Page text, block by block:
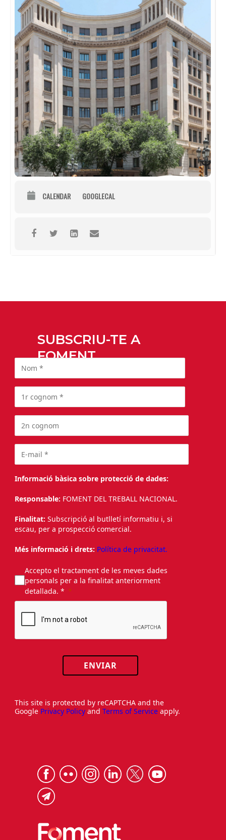
CALENDAR GOOGLECAL
SUBSCRIU-TE A
FOMENT
Informació bàsica sobre protecció de dades:
Responsable: FOMENT DEL TREBALL NACIONAL.
Finalitat: Subscripció al butlletí informatiu i, si
escau, per a prospecció comercial.
Més informació i drets: Política de privacitat.
Accepto el tractament de les meves dades
personals per a la finalitat anteriorment
detallada. *
ENVIAR
This site is protected by reCAPTCHA and the
Google Privacy Policy and Terms of Service apply.